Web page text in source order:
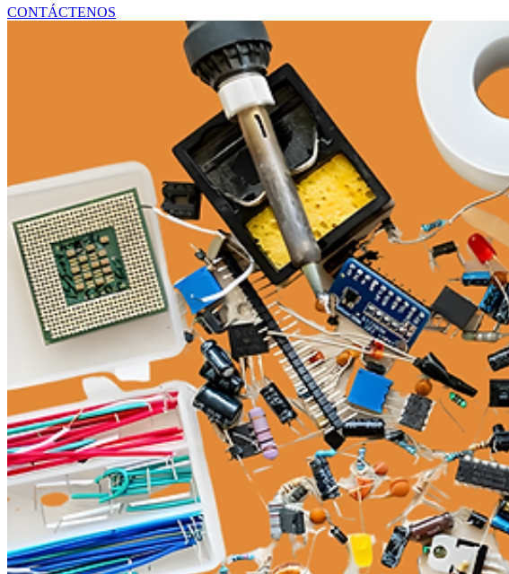
PIEZAS DE HVAC Y REFRIGERACIÓN
SISTEMAS DE ENERGÍA Y RESPALDO
ARTÍCULOS DE MANTENIMIENTO INDUSTRIAL Y
COMPONENTES ELÉCTRICOS Y DE ILUMINACIÓN
HERRAMIENTAS Y EQUIPOS DE TALLER
PANELES Y MÓDULOS SOLARES
SISTEMAS DE ENERGÍA SOLAR
ACCESORIOS Y COMPONENTES SOLARES
ARTÍCULOS TECNOLÓGICOS PARA OFICINA E IN
CALZADO
ROPA
ARTÍCULOS ÓPTICOS
DECORACIÓN DEL HOGAR
CONTÁCTENOS